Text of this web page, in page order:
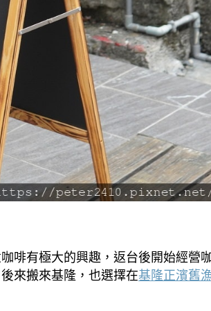
啡有極大的興趣，返台後開始經營
來搬來基隆，也選擇在基隆正濱舊